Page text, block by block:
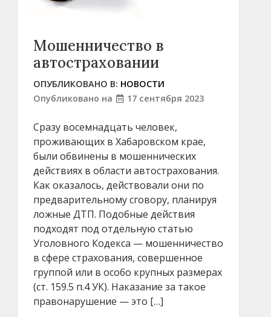
Мошенничество в
автостраховании
ОПУБЛИКОВАНО В: НОВОСТИ
Опубликовано на
17 сентября 2023
Сразу восемнадцать человек,
проживающих в Хабаровском крае,
были обвинены в мошеннических
действиях в области автострахования.
Как оказалось, действовали они по
предварительному сговору, планируя
ложные ДТП. Подобные действия
подходят под отдельную статью
Уголовного Кодекса — мошенничество
в сфере страхования, совершенное
группой или в особо крупных размерах
(ст. 159.5 п.4 УК). Наказание за такое
правонарушение — это […]